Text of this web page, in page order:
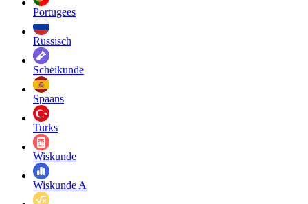
Portugees
Russisch
Scheikunde
Spaans
Turks
Wiskunde
Wiskunde A